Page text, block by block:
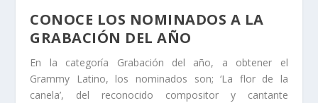
CONOCE LOS NOMINADOS A LA
GRABACIÓN DEL AÑO
En la categoría Grabación del año, a obtener el
Grammy Latino, los nominados son; ‘La flor de la
canela’, del reconocido compositor y cantante